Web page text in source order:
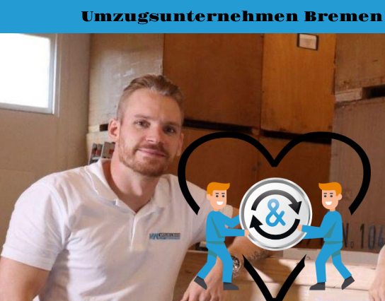
Umzugsunternehmen Bremen